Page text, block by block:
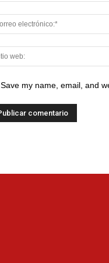
Save my name, email, and